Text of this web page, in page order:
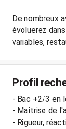
De nombreux
évoluerez
Profil
- Bac +2/3 en
- Maîtrise de
- Rigueur,